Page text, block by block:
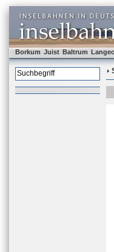
Borkum Juist Baltrum